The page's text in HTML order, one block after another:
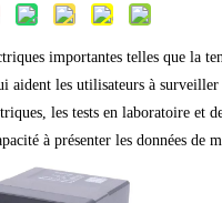
importantes telles que la
les utilisateurs à
les tests en laboratoire et
à présenter les données de